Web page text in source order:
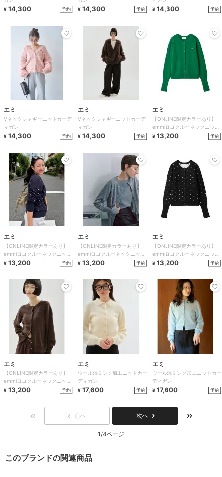
¥ 14,300 予約
¥ 14,300 予約
¥ 14,300 予約
エミ
Vネックシャギーニットカーデ
ィガン
¥ 14,300 予約
エミ
Vネックシャギーニットカーデ
ィガン
¥ 14,300 予約
エミ
【ONLINE限定カラーあり】
emmiロゴクルーネックニット
カーディガン
¥ 13,200 予約
エミ
【ONLINE限定カラーあり】
emmiロゴクルーネックニット
カーディガン
¥ 13,200 予約
エミ
【ONLINE限定カラーあり】
emmiロゴクルーネックニット
カーディガン
¥ 13,200 予約
エミ
【ONLINE限定カラーあり】
emmiロゴクルーネックニット
カーディガン
¥ 13,200 予約
エミ
【ONLINE限定カラーあり】
emmiロゴクルーネックニット
カーディガン
¥ 13,200 予約
エミ
ウール混ミンク加工ニットカー
ディガン
¥ 17,600 予約
エミ
ウール混ミンク加工ニットカー
ディガン
¥ 17,600 予約
前へ 次へ
1/4ページ
このブランドの関連商品